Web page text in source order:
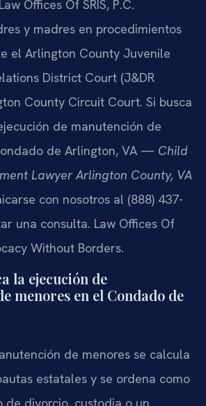
Offices Of SRIS, P.C.
y madres en procedimientos
el Arlington County Juvenile
District Court (J&DR
County Circuit Court. Si busca
de manutención de
de Arlington, VA — Child
Lawyer Arlington County, VA
con nosotros al (888) 437-
una consulta. Law Offices Of
Without Borders.
la ejecución de
menores en el Condado de
de menores se calcula
estatales y se ordena como
de divorcio, custodia o un